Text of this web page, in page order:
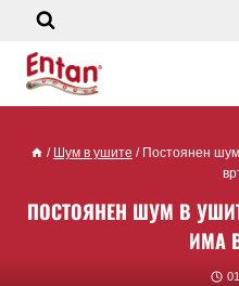
/ Шум в ушите / Постоянен
ПОСТОЯНЕН ШУМ В
ИМА